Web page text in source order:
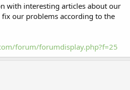
with interesting articles about our
our problems according to the
forum/forumdisplay.php?f=25